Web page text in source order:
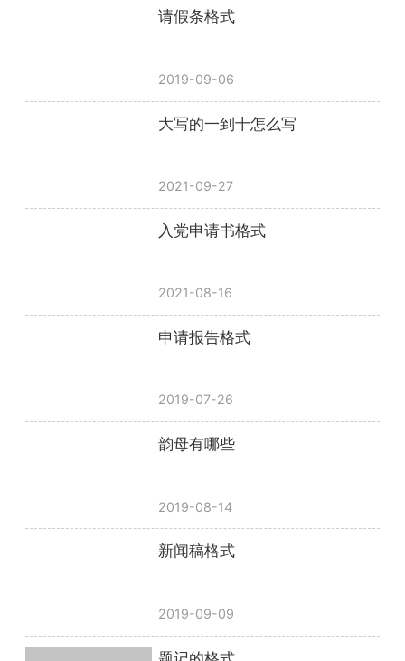
请假条格式
2019-09-06
大写的一到十怎么写
2021-09-27
入党申请书格式
2021-08-16
申请报告格式
2019-07-26
韵母有哪些
2019-08-14
新闻稿格式
2019-09-09